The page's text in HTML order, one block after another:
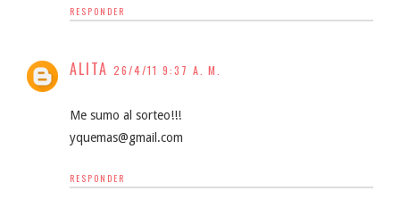
RESPONDER
ALITA 26/4/11 9:37 A. M.
Me sumo al sorteo!!!
yquemas@gmail.com
RESPONDER